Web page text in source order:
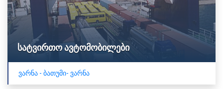
სატვირთო ავტომობილები
ვარნა - ბათუმი- ვარნა